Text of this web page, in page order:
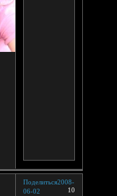
Поделиться
10
2008-
06-02